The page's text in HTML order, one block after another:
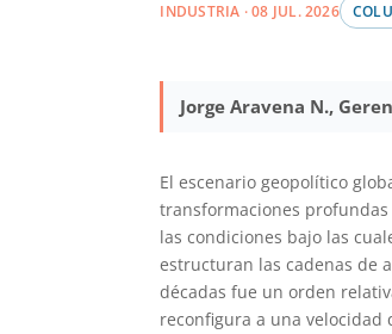
INDUSTRIA · 08 JUL. 2026
Jorge Aravena N.,
El escenario geopolítico
transformaciones
las condiciones bajo las
estructuran las cadenas de
décadas fue un orden
reconfigura a una velocidad